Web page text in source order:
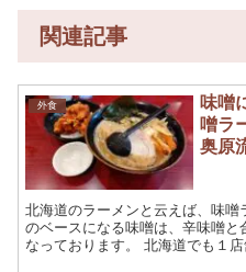
関連記事
外食
味噌
噌ラ
奥原
北海道のラーメンと云えば、味
のベースになる味噌は、辛味噌と
なっております。 北海道でも１
ン屋さんは少ないのですが、〝